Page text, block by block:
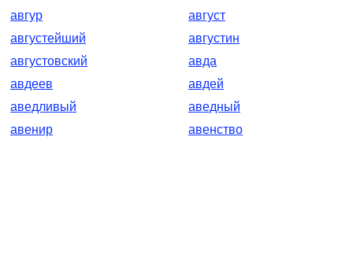
авгур
август
августейший
августин
августовский
авда
авдеев
авдей
аведливый
аведный
авенир
авенство